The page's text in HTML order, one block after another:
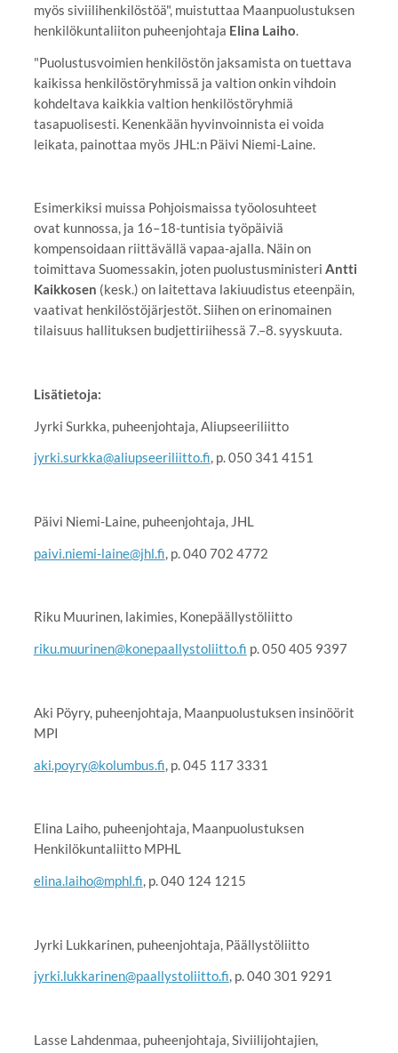
myös siviilihenkilöstöä", muistuttaa Maanpuolustuksen
henkilökuntaliiton puheenjohtaja Elina Laiho.
"Puolustusvoimien henkilöstön jaksamista on tuettava
kaikissa henkilöstöryhmissä ja valtion onkin vihdoin
kohdeltava kaikkia valtion henkilöstöryhmiä
tasapuolisesti. Kenenkään hyvinvoinnista ei voida
leikata, painottaa myös JHL:n Päivi Niemi-Laine.
Esimerkiksi muissa Pohjoismaissa työolosuhteet
ovat kunnossa, ja 16–18-tuntisia työpäiviä
kompensoidaan riittävällä vapaa-ajalla. Näin on
toimittava Suomessakin, joten puolustusministeri Antti
Kaikkosen (kesk.) on laitettava lakiuudistus eteenpäin,
vaativat henkilöstöjärjestöt. Siihen on erinomainen
tilaisuus hallituksen budjettiriihessä 7.–8. syyskuuta.
Lisätietoja:
Jyrki Surkka, puheenjohtaja, Aliupseeriliitto
jyrki.surkka@aliupseeriliitto.fi, p. 050 341 4151
Päivi Niemi-Laine, puheenjohtaja, JHL
paivi.niemi-laine@jhl.fi, p. 040 702 4772
Riku Muurinen, lakimies, Konepäällystöliitto
riku.muurinen@konepaallystoliitto.fi p. 050 405 9397
Aki Pöyry, puheenjohtaja, Maanpuolustuksen insinöörit
MPI
aki.poyry@kolumbus.fi, p. 045 117 3331
Elina Laiho, puheenjohtaja, Maanpuolustuksen
Henkilökuntaliitto MPHL
elina.laiho@mphl.fi, p. 040 124 1215
Jyrki Lukkarinen, puheenjohtaja, Päällystöliitto
jyrki.lukkarinen@paallystoliitto.fi, p. 040 301 9291
Lasse Lahdenmaa, puheenjohtaja, Siviilijohtajien,